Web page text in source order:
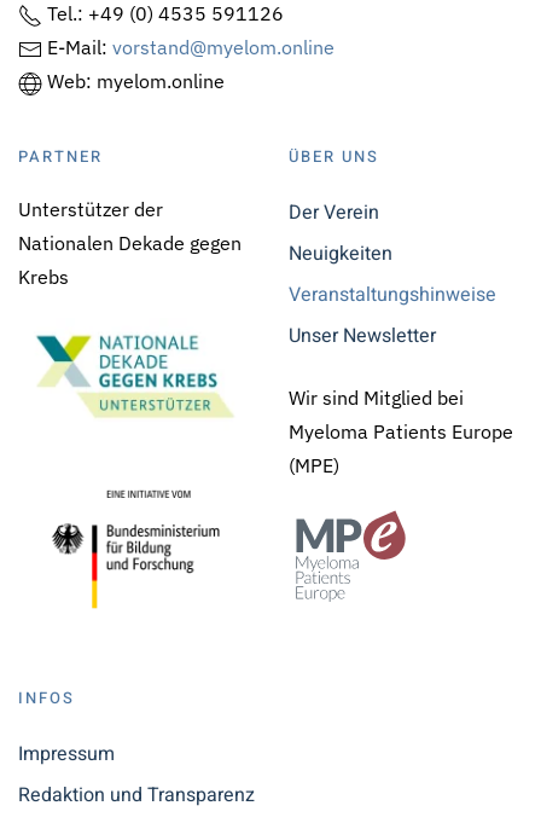
Tel.: +49 (0) 4535 591126
E-Mail: vorstand@myelom.online
Web: myelom.online
PARTNER
Unterstützer der
Nationalen Dekade gegen
Krebs
ÜBER UNS
Der Verein
Neuigkeiten
Veranstaltungshinweise
Unser Newsletter
Wir sind Mitglied bei
Myeloma Patients Europe
(MPE)
INFOS
Impressum
Redaktion und Transparenz